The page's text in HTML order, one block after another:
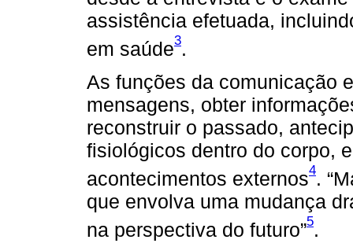
assistência efetuada,
em saúde3.
As funções da comunicação
mensagens, obter
reconstruir o passado,
fisiológicos dentro do corpo,
acontecimentos externos4.
que envolva uma mudança
na perspectiva do futuro”5.